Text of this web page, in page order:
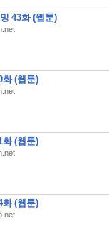
43화 (웹툰)
화 (웹툰)
화 (웹툰)
화 (웹툰)